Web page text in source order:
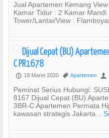
Jual Apartemen Kemang
Kamar Tidur : 2 Kamar
Tower/Lantai/View :
Dijual Cepat (BU)
C PR1678
P 18 Maret 2020 , Apartemen U
Peminat Serius Hubungi:
8167 Dijual Cepat (BU)
3BR-C Apartemen Permata
kawasan strategis Jakarta...